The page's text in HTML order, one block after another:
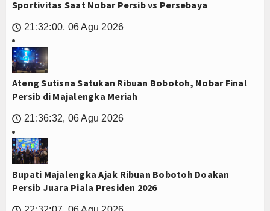
Sportivitas Saat Nobar Persib vs Persebaya
🕔 21:32:00, 06 Agu 2026
Ateng Sutisna Satukan Ribuan Bobotoh, Nobar Final
Persib di Majalengka Meriah
🕔 21:36:32, 06 Agu 2026
Bupati Majalengka Ajak Ribuan Bobotoh Doakan
Persib Juara Piala Presiden 2026